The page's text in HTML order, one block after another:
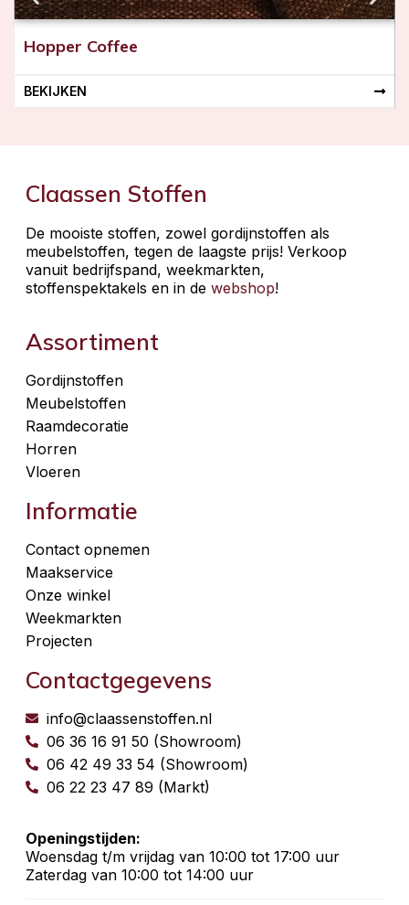
Hopper Coffee
BEKIJKEN
Claassen Stoffen
De mooiste stoffen, zowel gordijnstoffen als
meubelstoffen, tegen de laagste prijs! Verkoop
vanuit bedrijfspand, weekmarkten,
stoffenspektakels en in de webshop!
Assortiment
Gordijnstoffen
Meubelstoffen
Raamdecoratie
Horren
Vloeren
Informatie
Contact opnemen
Maakservice
Onze winkel
Weekmarkten
Projecten
Contactgegevens
info@claassenstoffen.nl
06 36 16 91 50 (Showroom)
06 42 49 33 54 (Showroom)
06 22 23 47 89 (Markt)
Openingstijden:
Woensdag t/m vrijdag van 10:00 tot 17:00 uur
Zaterdag van 10:00 tot 14:00 uur